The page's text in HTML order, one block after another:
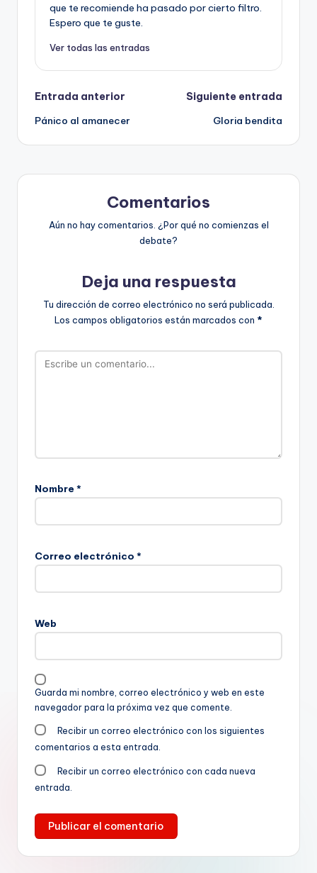
que te recomiende ha pasado por cierto filtro.
Espero que te guste.
Ver todas las entradas
Navegación
de
Entrada anterior
Pánico al amanecer
Siguiente entrada
Gloria bendita
Comentarios
Aún no hay comentarios. ¿Por qué no comienzas el
debate?
Deja una respuesta
Tu dirección de correo electrónico no será publicada.
Los campos obligatorios están marcados con *
Nombre *
Correo electrónico *
Web
Guarda mi nombre, correo electrónico y web en este
navegador para la próxima vez que comente.
Recibir un correo electrónico con los siguientes
comentarios a esta entrada.
Recibir un correo electrónico con cada nueva
entrada.